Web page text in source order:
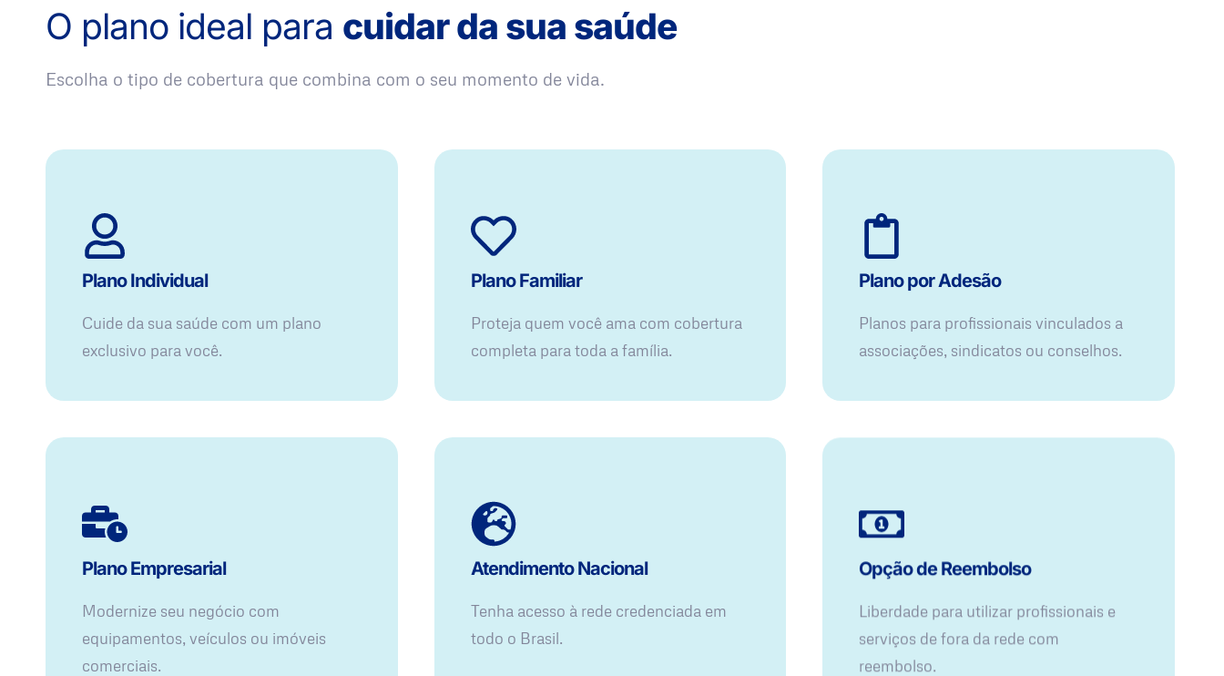
O plano ideal para cuidar da sua saúde
Escolha o tipo de cobertura que combina com o seu momento de vida.
Plano Individual
Cuide da sua saúde com um plano
exclusivo para você.
Plano Familiar
Proteja quem você ama com cobertura
completa para toda a família.
Plano por Adesão
Planos para profissionais vinculados a
associações, sindicatos ou conselhos.
Plano Empresarial
Modernize seu negócio com
equipamentos, veículos ou imóveis
comerciais.
Atendimento Nacional
Tenha acesso à rede credenciada em
todo o Brasil.
Opção de Reembolso
Liberdade para utilizar profissionais e
serviços de fora da rede com
reembolso.